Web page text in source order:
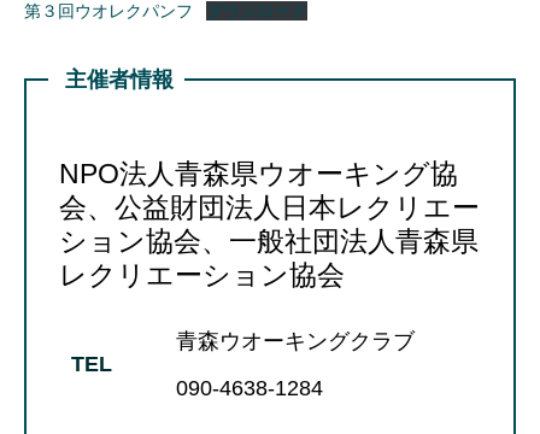
第３回ウオレクパンフ ダウンロード
主催者情報
NPO法人青森県ウオーキング協
会、公益財団法人日本レクリエー
ション協会、一般社団法人青森県
レクリエーション協会
TEL
青森ウオーキングクラブ
090-4638-1284